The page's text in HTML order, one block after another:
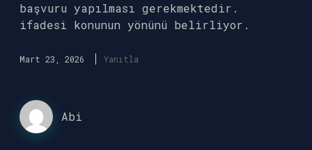
başvuru yapılması gerekmektedir.
ifadesi konunun yönünü belirliyor.
Mart 23, 2026 Yanıtla
Abi